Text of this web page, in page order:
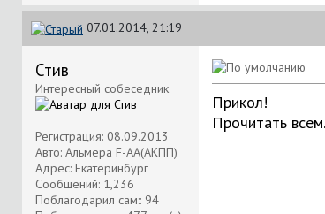
07.01.2014, 21:19
Стив
Интересный собеседник
Регистрация: 08.09.2013
Авто: Альмера F-AA(АКПП)
Адрес: Екатеринбург
Сообщений: 1,236
Поблагодарил сам:: 94
Прикол!
Прочитать всем.